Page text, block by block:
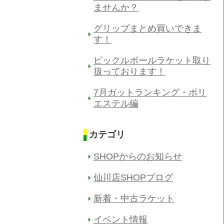
ませんか？
グリップまとめ買いできま
す！
ピックルボールラケット取り
扱っております！
7月ガットランキング・ポリ
エステル編
カテゴリ
SHOPからのお知らせ
仙川店SHOPブログ
新着・中古ラケット
イベント情報